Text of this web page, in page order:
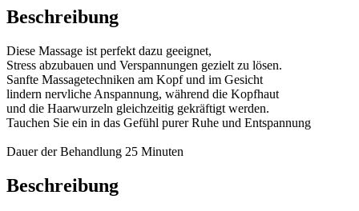
Beschreibung
Diese Massage ist perfekt dazu geeignet,
Stress abzubauen und Verspannungen gezielt zu lösen.
Sanfte Massagetechniken am Kopf und im Gesicht
lindern nervliche Anspannung, während die Kopfhaut
und die Haarwurzeln gleichzeitig gekräftigt werden.
Tauchen Sie ein in das Gefühl purer Ruhe und Entspannung
Dauer der Behandlung 25 Minuten
Beschreibung